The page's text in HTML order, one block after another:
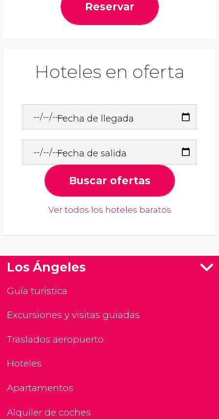
Reservar
Hoteles en oferta
Fecha de llegada
Fecha de salida
Buscar ofertas
Ver todos los hoteles baratos
Los Ángeles
Guía turística
Excursiones y visitas guiadas
Traslados aeropuerto
Hoteles
Apartamentos
Alquiler de coches